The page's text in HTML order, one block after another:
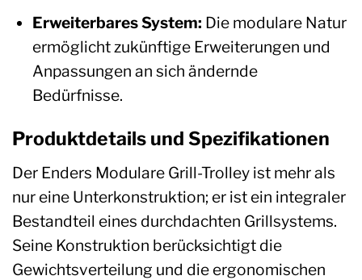
Erweiterbares System: Die modulare Natur
ermöglicht zukünftige Erweiterungen und
Anpassungen an sich ändernde
Bedürfnisse.
Produktdetails und Spezifikationen
Der Enders Modulare Grill-Trolley ist mehr als
nur eine Unterkonstruktion; er ist ein integraler
Bestandteil eines durchdachten Grillsystems.
Seine Konstruktion berücksichtigt die
Gewichtsverteilung und die ergonomischen